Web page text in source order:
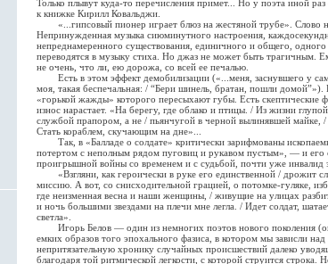
Только плывут куда-то перечисления примет... Но у поэта иной
к книжке Кирилл Ковальджи.
«...гипсовый пионер играет блюз на жестяной трубе». Слово
Непринужденная музыка сиюминутного настроения,
непреднамеренного существования, единичного и общего,
переводятся в музыку стиха. Но джаз не может быть трагичным.
не очень, что ли, ею дорожа, со всей ее печалью.
Есть в этом эффект демобилизации («...меня, заснувшего у
моя, такая беспечальная: / “Бери шинель, братан, пошли
«горькой жажды» которого пересыхают губы. Есть скептические
износ нарастает. «На берегу, где облако и птицы. / Из жизни
службой прапором, а не / пьянчугой в черной вылинявшей майке,
Стать кораблем, скучающим на дне»...
Так, в «Балладе о солдате» критически зарифмованы
потертом с неполным рядом пуговиц и рукавом пустым», — и его
проигрышной войны со временем и с судьбой, почти уже инвалид
«Взгляни, как героически в руке его единственной / дрожит
миссию. А вот, со снисходительной грацией, о потомке-гуляке,
где неизменная весна и наши женщины, / живущие на улицах
и ночь большими звездами на плечи мне легла. / Идет солдат,
светла».
Игорь Белов — один из немногих поэтов нового поколения
емких образов того эпохального фазиса, в котором мы зависли
непритязательную хронику случайных происшествий далеко
благодаря той ритмической легкости, с которой струится строка.